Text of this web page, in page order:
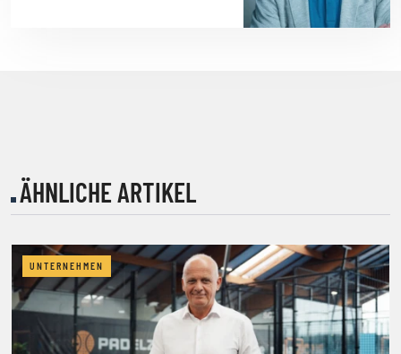
ÄHNLICHE ARTIKEL
UNTERNEHMEN